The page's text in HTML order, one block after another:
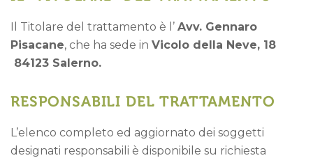
Il Titolare del trattamento è l’ Avv. Gennaro
Pisacane, che ha sede in Vicolo della Neve, 18
84123 Salerno.
RESPONSABILI DEL TRATTAMENTO
L’elenco completo ed aggiornato dei soggetti
designati responsabili è disponibile su richiesta